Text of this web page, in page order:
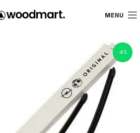
MENU
-6%